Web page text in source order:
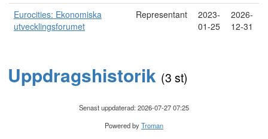
Eurocities: Ekonomiska
utvecklingsforumet
Representant
2023-
01-25
2026-
12-31
Uppdragshistorik (3 st)
Senast uppdaterad: 2026-07-27 07:25
Powered byTroman